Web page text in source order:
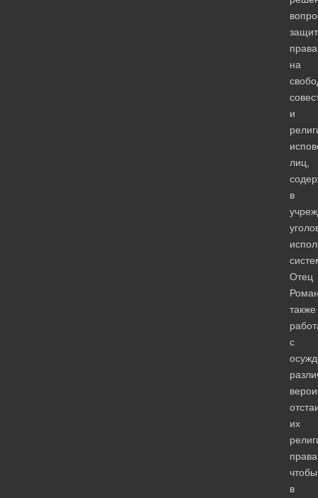
права
на
и
лиц,
в
Отец
также
с
их
чтобы
в